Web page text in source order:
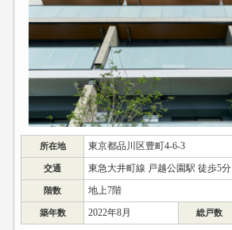
所在地 東京都品川区豊町4-6-3
交通 東急大井町線 戸越公園駅 徒歩5分
階数 地上7階
築年数 2022年8月 総戸数